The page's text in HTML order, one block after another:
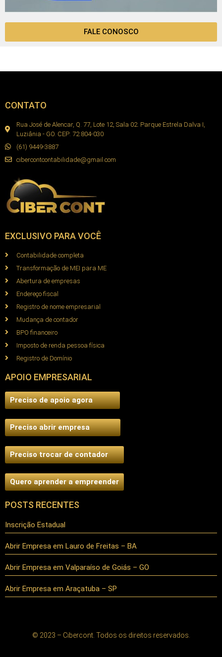
FALE CONOSCO
CONTATO
Rua José de Alencar, Q. 77, Lote 12, Sala 02. Parque Estrela Dalva I,
Luziânia - GO. CEP: 72.804-030
(61) 9449-3887
cibercontcontabilidade@gmail.com
EXCLUSIVO PARA VOCÊ
Contabilidade completa
Transformação de MEI para ME
Abertura de empresas
Endereço fiscal
Registro de nome empresarial
Mudança de contador
BPO financeiro
Imposto de renda pessoa física
Registro de Domínio
APOIO EMPRESARIAL
Preciso de apoio agora
Preciso abrir empresa
Preciso trocar de contador
Quero aprender a empreender
POSTS RECENTES
Inscrição Estadual
Abrir Empresa em Lauro de Freitas – BA
Abrir Empresa em Valparaíso de Goiás – GO
Abrir Empresa em Araçatuba – SP
© 2023 – Cibercont. Todos os direitos reservados.